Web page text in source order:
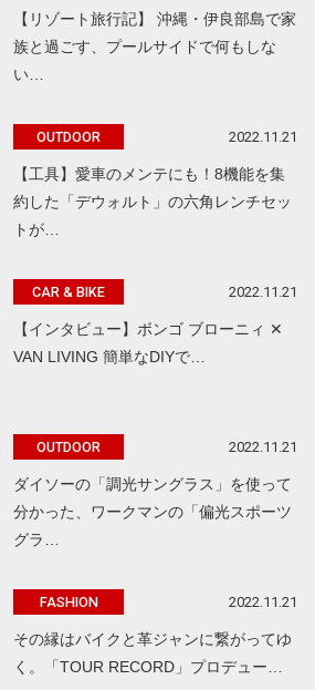
【リゾート旅行記】 沖縄・伊良部島で家
族と過ごす、プールサイドで何もしな
い…
OUTDOOR 2022.11.21
【工具】愛車のメンテにも！8機能を集
約した「デウォルト」の六角レンチセッ
トが…
CAR & BIKE 2022.11.21
【インタビュー】ボンゴ ブローニィ ✕
VAN LIVING 簡単なDIYで…
OUTDOOR 2022.11.21
ダイソーの「調光サングラス」を使って
分かった、ワークマンの「偏光スポーツ
グラ…
FASHION 2022.11.21
その縁はバイクと革ジャンに繋がってゆ
く。「TOUR RECORD」プロデュー…